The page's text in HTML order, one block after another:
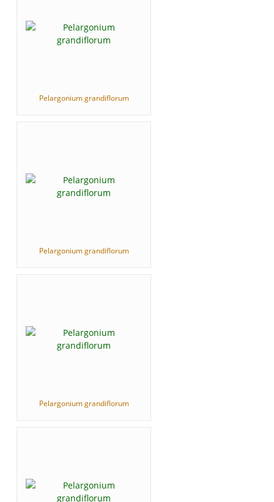
Pelargonium grandiflorum
Pelargonium grandiflorum
Pelargonium grandiflorum